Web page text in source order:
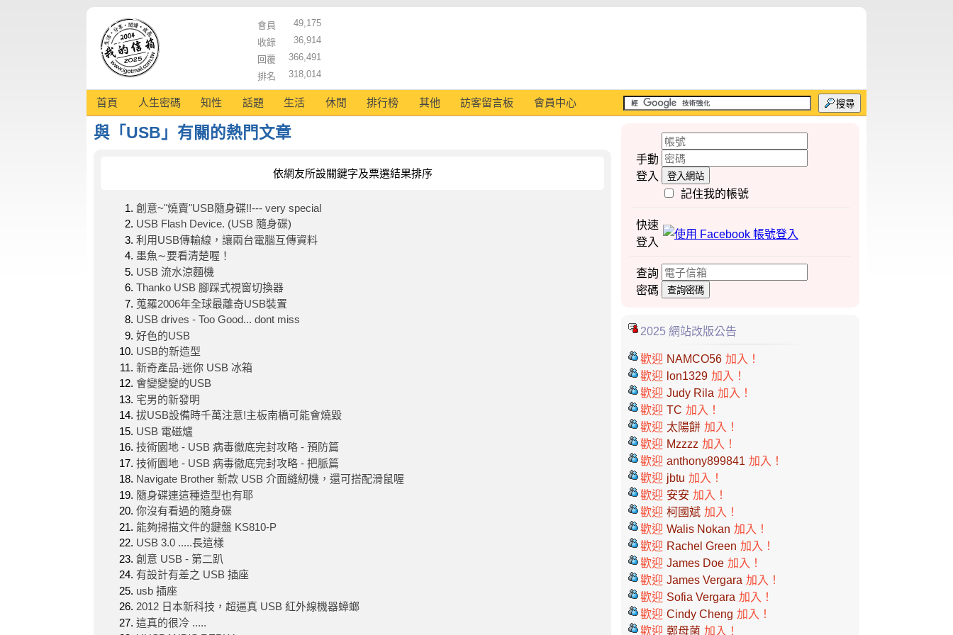
會員
49,175
收錄
36,914
回覆
366,491
排名
318,014
首頁 人生密碼 知性 話題 生活 休閒 排行榜 其他 訪客留言板 會員中心 搜尋
與「USB」有關的熱門文章
依網友所設關鍵字及票選結果排序
創意~"燒賣"USB隨身碟!!--- very special
USB Flash Device. (USB 隨身碟)
利用USB傳輸線，讓兩台電腦互傳資料
墨魚∼要看清楚喔！
USB 流水涼麵機
Thanko USB 腳踩式視窗切換器
蒐羅2006年全球最離奇USB裝置
USB drives - Too Good... dont miss
好色的USB
USB的新造型
新奇產品-迷你 USB 冰箱
會變變變的USB
宅男的新發明
拔USB設備時千萬注意!主板南橋可能會燒毀
USB 電磁爐
技術園地 - USB 病毒徹底完封攻略 - 預防篇
技術園地 - USB 病毒徹底完封攻略 - 把脈篇
Navigate Brother 新款 USB 介面縫紉機，還可搭配滑鼠喔
隨身碟連這種造型也有耶
你沒有看過的隨身碟
能夠掃描文件的鍵盤 KS810-P
USB 3.0 .....長這樣
創意 USB - 第二趴
有設計有差之 USB 插座
usb 插座
2012 日本新科技，超逼真 USB 紅外線機器蟑螂
這真的很冷 .....
手動
登入
登入網站
記住我的帳號
快速
登入
查詢
密碼
查詢密碼
2025 網站改版公告
歡迎 NAMCO56 加入！
歡迎 lon1329 加入！
歡迎 Judy Rila 加入！
歡迎 TC 加入！
歡迎 太陽餅 加入！
歡迎 Mzzzz 加入！
歡迎 anthony899841 加入！
歡迎 jbtu 加入！
歡迎 安安 加入！
歡迎 柯國斌 加入！
歡迎 Walis Nokan 加入！
歡迎 Rachel Green 加入！
歡迎 James Doe 加入！
歡迎 James Vergara 加入！
歡迎 Sofia Vergara 加入！
歡迎 Cindy Cheng 加入！
歡迎 鄭母菌 加入！